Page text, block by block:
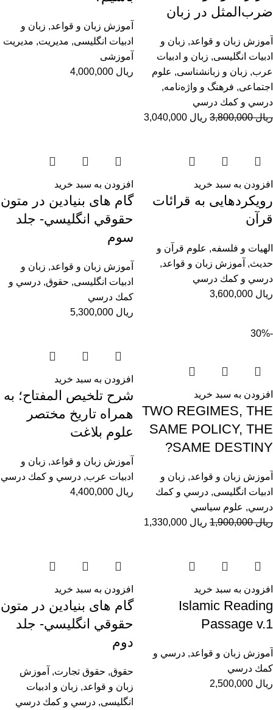
ضرب‌المثل در زبان
آموزش زبان و قواعد, زبان و
ادبیات انگلیسی, زبان و ادبیات
عرب, زبان و زبانشناسی, علوم
اجتماعی, فرهنگ و واژه‌نامه,
درسي و كمك درسي
ریال3,800,000 ریال
آموزش زبان و قواعد, زبان و
ادبیات انگلیسی, مديريت, مدیریت
آموزشی
ریال
افزودن به سبد خرید
رویکردهایی به قرائات
قرآن
الهیات و فلسفه, علوم قرآن و
حدیث, آموزش زبان و قواعد,
درسي و كمك درسي
ریال
افزودن به سبد خرید
گام های بنیادین در متون
حقوقي انگليسي- جلد
سوم
آموزش زبان و قواعد, زبان و
ادبیات انگلیسی, حقوق, درسي و
كمك درسي
ریال
-30%
افزودن به سبد خرید
TWO REGIMES, THE
SAME POLICY, THE
SAME DESTINY?
آموزش زبان و قواعد, زبان و
ادبیات انگلیسی, درسي و كمك
درسي, علوم سياسي
ریال1,900,000 ریال
افزودن به سبد خرید
شرح تلخیص المفتاح؛ به
همراه تاریخ مختصر
علوم بلاغت
آموزش زبان و قواعد, زبان و
ادبیات عرب, درسي و كمك درسي
ریال
افزودن به سبد خرید
Islamic Reading
Passage v.1
آموزش زبان و قواعد, درسي و
كمك درسي
ریال
افزودن به سبد خرید
گام های بنیادین در متون
حقوقي انگليسي- جلد
دوم
حقوق, حقوق تجارت, آموزش
زبان و قواعد, زبان و ادبیات
انگلیسی, درسي و كمك درسي